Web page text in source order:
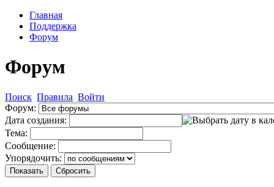
Главная
Поддержка
Форум
Форум
Поиск Правила Войти
Форум:
Дата создания:
Тема:
Сообщение:
Упорядочить: